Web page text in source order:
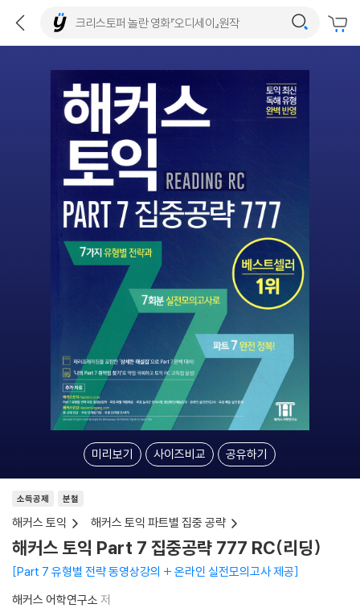
미리보기 사이즈비교 공유하기
소득공제 분철
해커스 토익 해커스 토익 파트별 집중 공략
해커스 토익 Part 7 집중공략 777 RC(리딩)
Part 7 유형별 전략 동영상강의 + 온라인 실전모의고사 제공
해커스 어학연구소 저